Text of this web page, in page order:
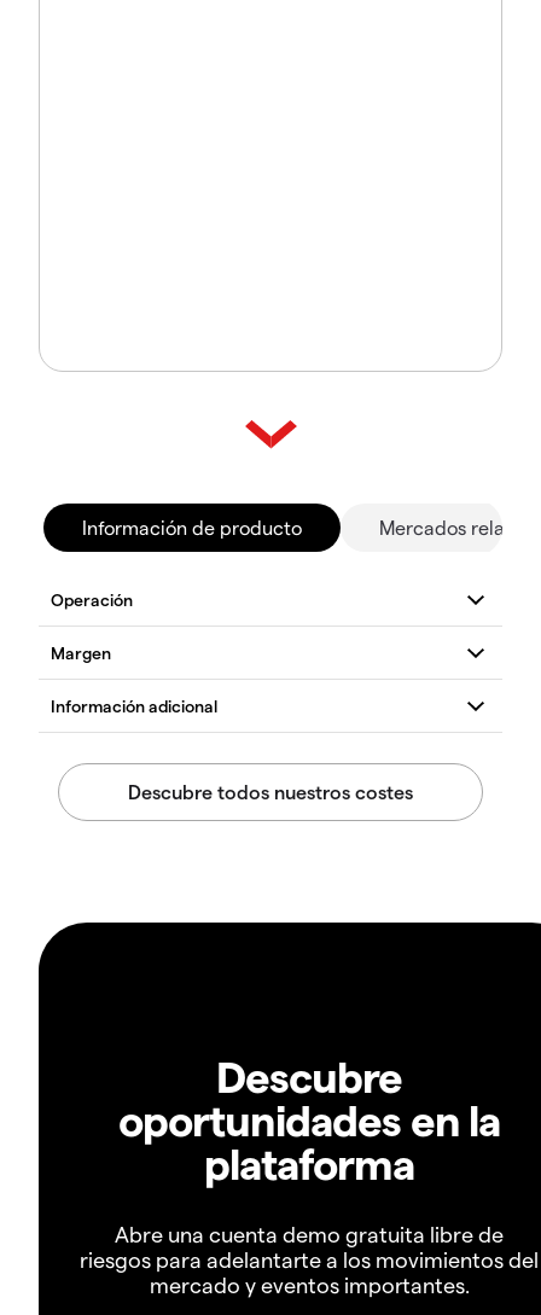
Información de producto Mercados
Descubre
oportunidades en la
plataforma
Abre una cuenta demo gratuita libre de
riesgos para adelantarte a los movimientos del
mercado y eventos importantes.